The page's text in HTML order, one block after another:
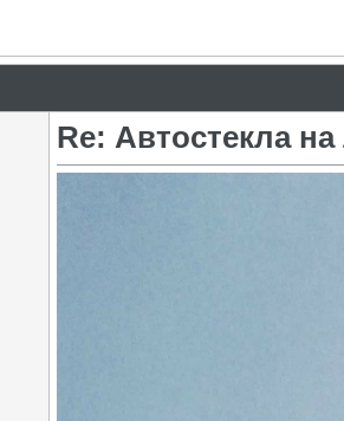
Re: Автостекла